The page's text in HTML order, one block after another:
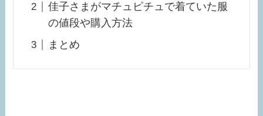
佳子さまがマチュピチュで着ていた服
の値段や購入方法
まとめ